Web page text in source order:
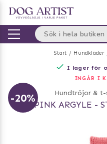
Start Hundkläder
I lager för
INGÅR I
-20% Hundtröjor & t-
PINK ARGYLE -